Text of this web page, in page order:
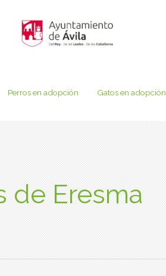
Perros en adopción Gatos en adopción
de Eresma